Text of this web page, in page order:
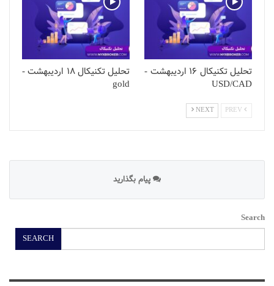
تحلیل تکنیکال 18 اردیبهشت -
gold
تحلیل تکنیکال 16 اردیبهشت -
USD/CAD
NEXT
پیام بگذارید
Search
SEARCH